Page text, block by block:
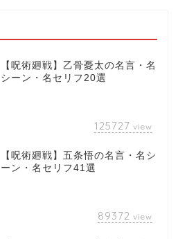
【呪術廻戦】乙骨憂太の名言・名
シーン・名セリフ20選
125727 view
【呪術廻戦】五条悟の名言・名シ
ーン・名セリフ41選
89372 view